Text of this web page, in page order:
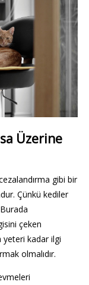
Üzerine
gibi bir
Çünkü kediler
çeken
yeteri kadar ilgi
olmalıdır.